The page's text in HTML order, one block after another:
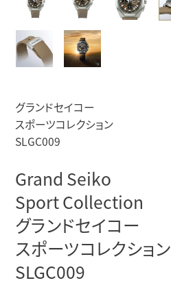
グランドセイコー
スポーツコレクション
SLGC009
Grand Seiko
Sport Collection
グランドセイコー
スポーツコレクション
SLGC009